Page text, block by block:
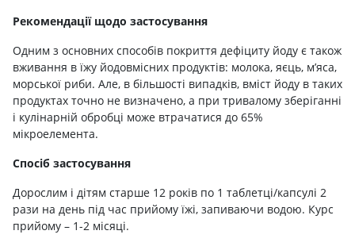
Рекомендації щодо застосування
Одним з основних способів покриття дефіциту йоду є також
вживання в їжу йодовмісних продуктів: молока, яєць, м’яса,
морської риби. Але, в більшості випадків, вміст йоду в таких
продуктах точно не визначено, а при тривалому зберіганні
і кулінарній обробці може втрачатися до 65%
мікроелемента.
Спосіб застосування
Дорослим і дітям старше 12 років по 1 таблетці/капсулі 2
рази на день під час прийому їжі, запиваючи водою. Курс
прийому – 1-2 місяці.